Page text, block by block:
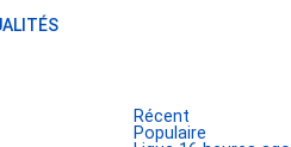
Récent
Populaire